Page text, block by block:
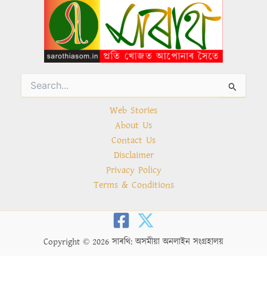
Search
for:
Web Stories
About Us
Contact Us
Disclaimer
Privacy Policy
Terms & Conditions
Copyright © 2026 সাৰথি: অসমীয়া অনলাইন সংগ্ৰহালয়